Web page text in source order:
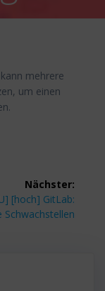
mehrere
um einen
Nächster:
[hoch] GitLab:
Schwachstellen